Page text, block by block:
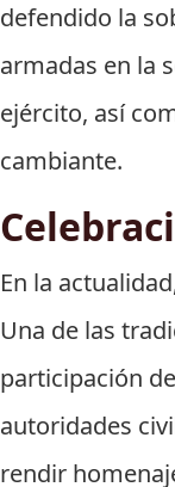
defendido la
armadas en la
ejército, así
cambiante.
En la
Una de las
participación
autoridades
rendir